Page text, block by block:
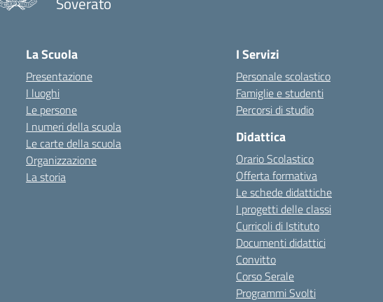
La Scuola
Presentazione
I luoghi
Le persone
I numeri della scuola
Le carte della scuola
Organizzazione
La storia
I Servizi
Personale scolastico
Famiglie e studenti
Percorsi di studio
Didattica
Orario Scolastico
Offerta formativa
Le schede didattiche
I progetti delle classi
Curricoli di Istituto
Documenti didattici
Convitto
Corso Serale
Programmi Svolti